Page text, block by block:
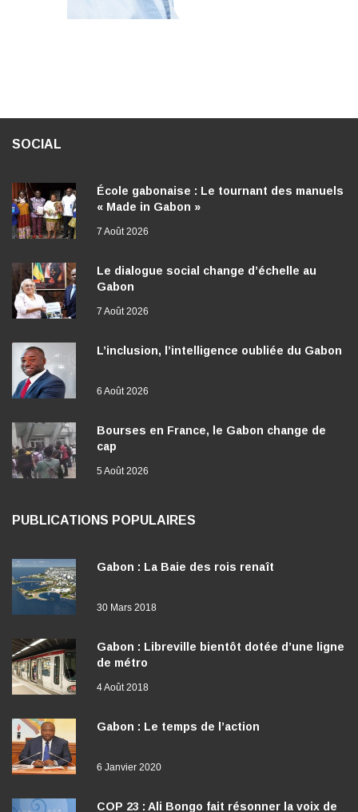
SOCIAL
École gabonaise : Le tournant des manuels
« Made in Gabon »
7 Août 2026
Le dialogue social change d’échelle au
Gabon
7 Août 2026
L’inclusion, l’intelligence oubliée du Gabon
6 Août 2026
Bourses en France, le Gabon change de
cap
5 Août 2026
PUBLICATIONS POPULAIRES
Gabon : La Baie des rois renaît
30 Mars 2018
Gabon : Libreville bientôt dotée d’une ligne
de métro
4 Août 2018
Gabon : Le temps de l’action
6 Janvier 2020
COP 23 : Ali Bongo fait résonner la voix de